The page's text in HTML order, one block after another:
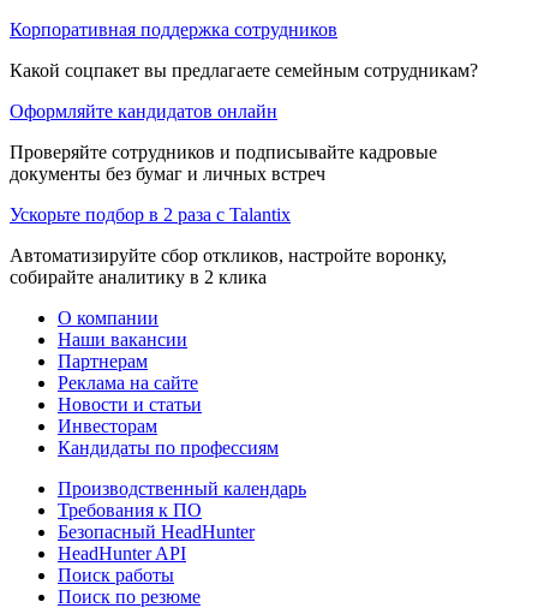
Корпоративная поддержка сотрудников
Какой соцпакет вы предлагаете семейным сотрудникам?
Оформляйте кандидатов онлайн
Проверяйте сотрудников и подписывайте кадровые
документы без бумаг и личных встреч
Ускорьте подбор в 2 раза с Talantix
Автоматизируйте сбор откликов, настройте воронку,
собирайте аналитику в 2 клика
О компании
Наши вакансии
Партнерам
Реклама на сайте
Новости и статьи
Инвесторам
Кандидаты по профессиям
Производственный календарь
Требования к ПО
Безопасный HeadHunter
HeadHunter API
Поиск работы
Поиск по резюме